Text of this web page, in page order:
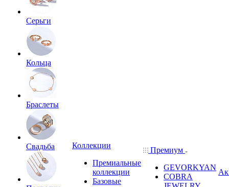
Серьги
Кольца
Браслеты
Свадьба
Коллекции
Премиальные
коллекции
Базовые
Премиум
GEVORKYAN
COBRA